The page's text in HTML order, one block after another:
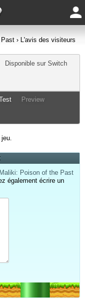
Past › L'avis des visiteurs
Disponible sur Switch
Preview
Maliki: Poison of the Past
également écrire un